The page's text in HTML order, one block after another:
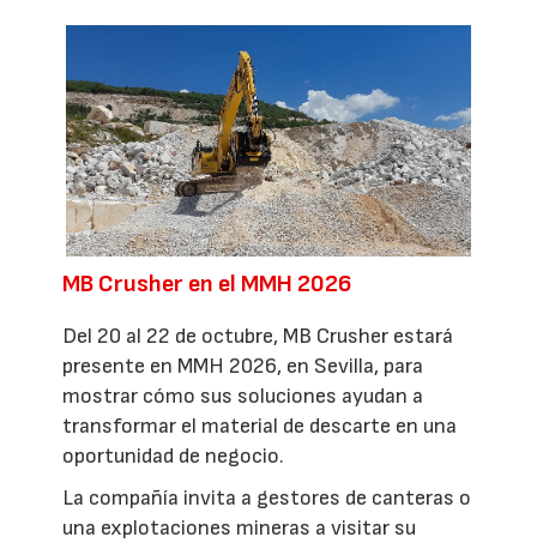
MB Crusher en el MMH 2026
Del 20 al 22 de octubre, MB Crusher estará
presente en MMH 2026, en Sevilla, para
mostrar cómo sus soluciones ayudan a
transformar el material de descarte en una
oportunidad de negocio.
La compañía invita a gestores de canteras o
una explotaciones mineras a visitar su